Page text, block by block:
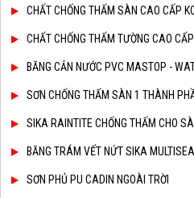
CHẤT CHỐNG THẤM SÀN CAO CẤP
CHẤT CHỐNG THẤM TƯỜNG CAO
BĂNG CẢN NƯỚC PVC MASTOP -
SƠN CHỐNG THẤM SÀN 1 THÀNH
SIKA RAINTITE CHỐNG THẤM CHO
BĂNG TRÁM VẾT NỨT SIKA
SƠN PHỦ PU CADIN NGOÀI TRỜI